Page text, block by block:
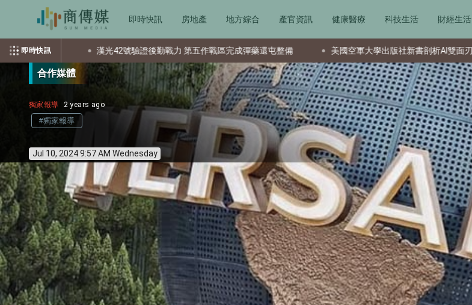
即時快訊 房地產 地方綜合 產官資訊 健康醫療 科技生活 財經生活
即時快訊
漢光42號驗證後勤戰力 第五作戰區完成彈藥還屯整備 美國空軍大學出版社新書剖析AI雙面刃 警示誤用潛在風險
合作媒體
獨家報導 2 years ago
#獨家報導
Jul 10, 2024 9:57 AM Wednesday